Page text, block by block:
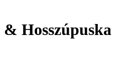
Hosszúpuska